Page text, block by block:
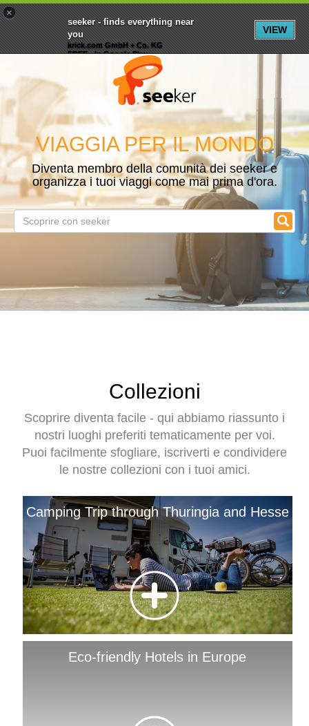
Menu Iscrizioni Registrati
VIAGGIA PER IL MONDO
Diventa membro della comunità dei seeker e
organizza i tuoi viaggi come mai prima d'ora.
Collezioni
Scoprire diventa facile - qui abbiamo riassunto i
nostri luoghi preferiti tematicamente per voi.
Puoi facilmente sfogliare, iscriverti e condividere
le nostre collezioni con i tuoi amici.
Camping Trip through Thuringia and Hesse
Eco-friendly Hotels in Europe
×
seeker - finds everything near
you
krick.com GmbH + Co. KG
FREE - In Google Play
VIEW